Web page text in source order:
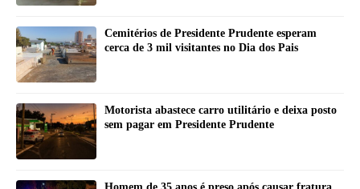
Cemitérios de Presidente Prudente esperam
cerca de 3 mil visitantes no Dia dos Pais
Motorista abastece carro utilitário e deixa posto
sem pagar em Presidente Prudente